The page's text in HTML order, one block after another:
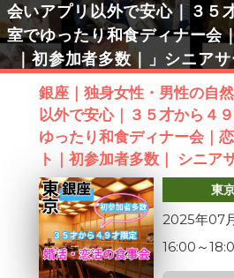
会いアプリ以外で安心｜３５
室でゆったり和食ディナー会
｜初参加者多数｜」シニア
銀座｜独身女性・男性の自
以外で安心｜３５才から４
ゆったり和食ディナー会｜
ト｜初参加者多数｜ シニア
東
2025年07
16:00 ～